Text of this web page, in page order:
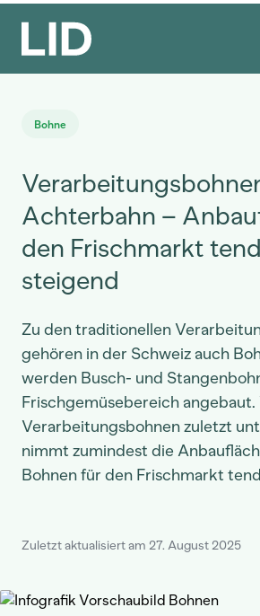
Bohne
Achterbahn –
den Frischmarkt
steigend
Zu den traditionellen
gehören in der Schweiz auch
werden Busch- und
Frischgemüsebereich
Verarbeitungsbohnen zuletzt
nimmt zumindest die
Bohnen für den Frischmarkt
Zuletzt aktualisiert am 27. August 2025